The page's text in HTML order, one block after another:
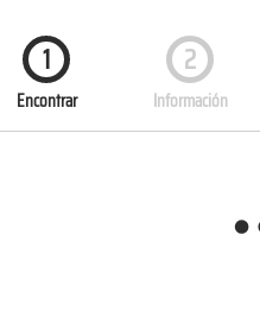
1
Encontrar
2
Información